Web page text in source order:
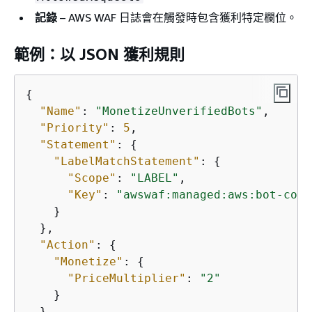
記錄 – AWS WAF 日誌會在觸發時包含獲利特定欄位。
範例：以 JSON 獲利規則
{
"Name" : "MonetizeUnverifiedBots" ,
"Priority" : 5 ,
"Statement" : {
"LabelMatchStatement" : {
"Scope" : "LABEL" ,
"Key" :
"awswaf:managed:aws:bot-
    }
  },
"Action" : {
"Monetize" : {
"PriceMultiplier" :
"2"
    }